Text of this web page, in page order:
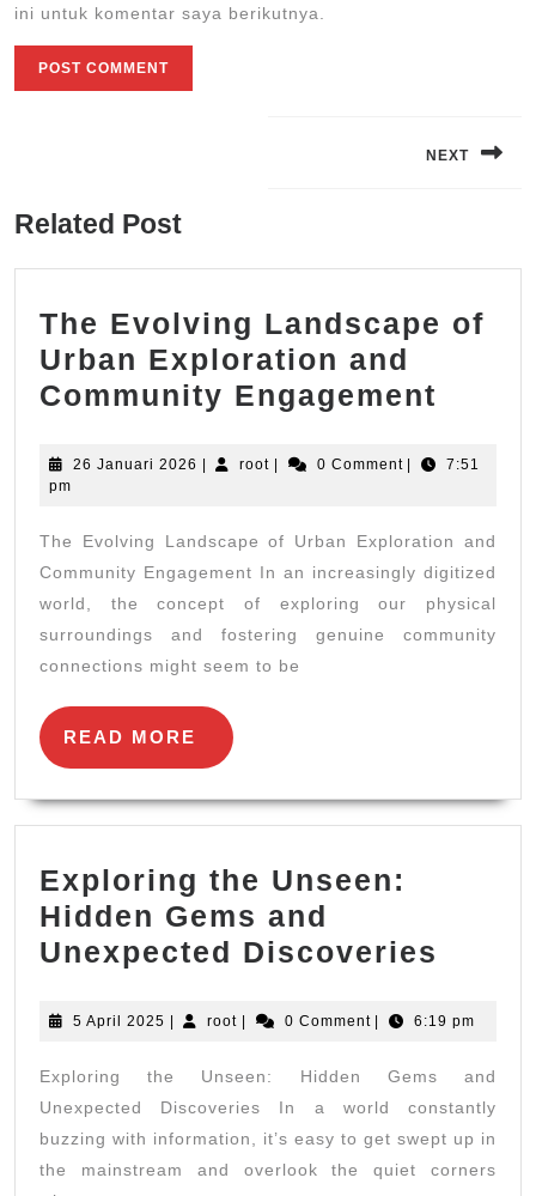
ini untuk komentar saya berikutnya.
NEXT
Related Post
The Evolving Landscape of
Urban Exploration and
Community Engagement
Urban
and
26 Januari 2026 26
| rootroot
| 0 Comment |
7:51
pm
The Evolving Landscape of Urban Exploration and
Community Engagement In an increasingly digitized
world, the concept of exploring our physical
surroundings and fostering genuine community
connections might seem to be
READ MORE
READ
MORE
Exploring the Unseen:
Hidden Gems and
Unexpected Discoveries
Gems
and
5 April 2025 5| rootroot
| 0 Comment | 6:19 pm
Exploring the Unseen: Hidden Gems and
Unexpected Discoveries In a world constantly
buzzing with information, it’s easy to get swept up in
the mainstream and overlook the quiet corners